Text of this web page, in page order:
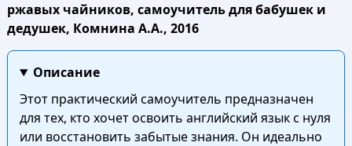
ржавых чайников, самоучитель для бабушек и
дедушек, Комнина А.А., 2016
Описание
Этот практический самоучитель предназначен
для тех, кто хочет освоить английский язык с нуля
или восстановить забытые знания. Он идеально